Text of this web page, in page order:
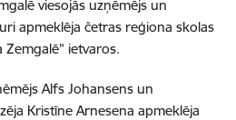
viesojās uzņēmējs un
apmeklēja četras reģiona skolas
ietvaros.
Alfs Johansens un
Kristīne Arnesena apmeklēja